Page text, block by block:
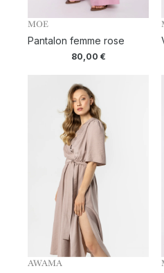
MOE
Pantalon femme rose
80,00 €
AWAMA